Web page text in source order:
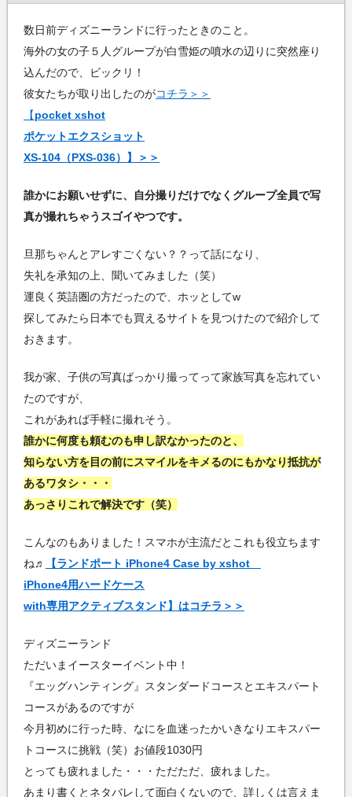
数日前ディズニーランドに行ったときのこと。
海外の女の子５人グループが白雪姫の噴水の辺りに突然座り
込んだので、ビックリ！
彼女たちが取り出したのがコチラ＞＞
【pocket xshot
ポケットエクスショット
XS-104（PXS-036）】＞＞
誰かにお願いせずに、自分撮りだけでなくグループ全員で写
真が撮れちゃうスゴイやつです。
旦那ちゃんとアレすごくない？？って話になり、
失礼を承知の上、聞いてみました（笑）
運良く英語圏の方だったので、ホッとしてw
探してみたら日本でも買えるサイトを見つけたので紹介して
おきます。
我が家、子供の写真ばっかり撮ってって家族写真を忘れてい
たのですが、
これがあれば手軽に撮れそう。
誰かに何度も頼むのも申し訳なかったのと、
知らない方を目の前にスマイルをキメるのにもかなり抵抗が
あるワタシ・・・
あっさりこれで解決です（笑）
こんなのもありました！スマホが主流だとこれも役立ちます
ね♬
【ランドポート iPhone4 Case by xshot
iPhone4用ハードケース
with専用アクティブスタンド】はコチラ＞＞
ディズニーランド
ただいまイースターイベント中！
『エッグハンティング』スタンダードコースとエキスパート
コースがあるのですが
今月初めに行った時、なにを血迷ったかいきなりエキスパー
トコースに挑戦（笑）お値段1030円
とっても疲れました・・・ただただ、疲れました。
あまり書くとネタバレして面白くないので、詳しくは言えま